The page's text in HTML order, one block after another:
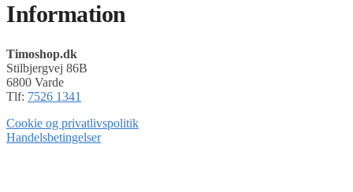
Information
Timoshop.dk
Stilbjergvej 86B
6800 Varde
Tlf: 7526 1341
Cookie og privatlivspolitik
Handelsbetingelser